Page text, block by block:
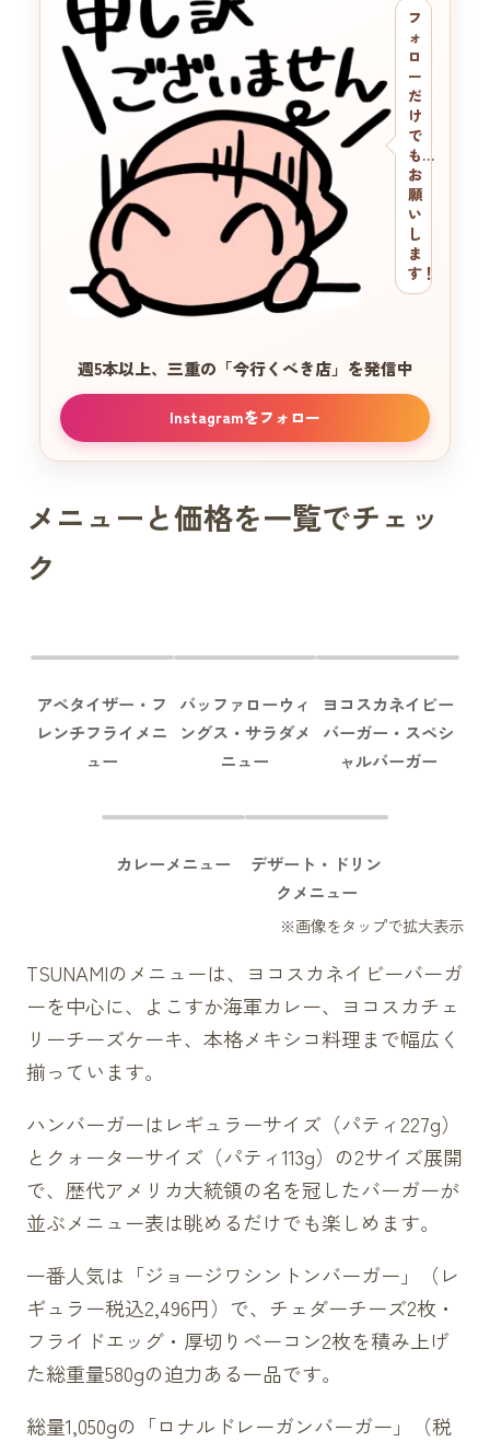
フ
ォ
ロ
ー
だ
け
で
も…
お
願
い
し
ま
す！
週5本以上、三重の 「今行くべき店」を発信中
Instagramをフォロー
メニューと価格を一覧でチェッ
ク
アペタイザー・フ
レンチフライメニ
ュー
バッファローウィ
ングス・サラダメ
ニュー
ヨコスカネイビー
バーガー・スペシ
ャルバーガー
カレーメニュー
デザート・ドリン
クメニュー
TSUNAMIのメニューは、ヨコスカネイビーバーガ
ーを中心に、よこすか海軍カレー、ヨコスカチェ
リーチーズケーキ、本格メキシコ料理まで幅広く
揃っています。
ハンバーガーはレギュラーサイズ（パティ227g）
とクォーターサイズ（パティ113g）の2サイズ展開
で、歴代アメリカ大統領の名を冠したバーガーが
並ぶメニュー表は眺めるだけでも楽しめます。
一番人気は「ジョージワシントンバーガー」（レ
ギュラー税込2,496円）で、チェダーチーズ2枚・
フライドエッグ・厚切りベーコン2枚を積み上げ
た総重量580gの迫力ある一品です。
総量1,050gの「ロナルドレーガンバーガー」（税